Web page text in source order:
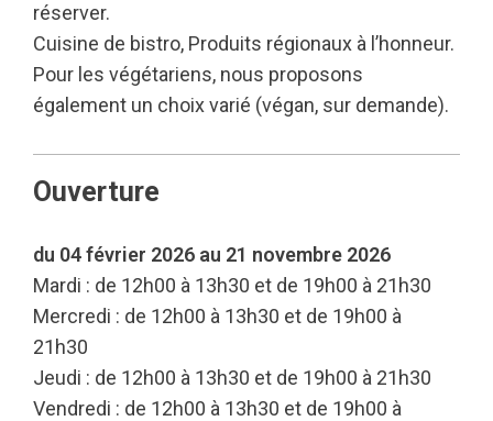
réserver.
Cuisine de bistro, Produits régionaux à l’honneur.
Pour les végétariens, nous proposons
également un choix varié (végan, sur demande).
Ouverture
du 04 février 2026 au 21 novembre 2026
Mardi : de 12h00 à 13h30 et de 19h00 à 21h30
Mercredi : de 12h00 à 13h30 et de 19h00 à
21h30
Jeudi : de 12h00 à 13h30 et de 19h00 à 21h30
Vendredi : de 12h00 à 13h30 et de 19h00 à